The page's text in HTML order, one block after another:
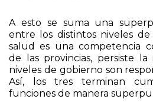
entre los distintos niveles
salud es una competencia
de las provincias, persiste
niveles de gobierno son
Así, los tres terminan
funciones de manera